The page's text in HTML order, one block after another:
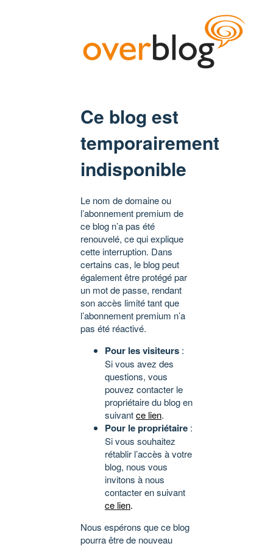
Ce blog est
temporairement
indisponible
Le nom de domaine ou
l’abonnement premium de
ce blog n’a pas été
renouvelé, ce qui explique
cette interruption. Dans
certains cas, le blog peut
également être protégé par
un mot de passe, rendant
son accès limité tant que
l’abonnement premium n’a
pas été réactivé.
Pour les visiteurs :
Si vous avez des
questions, vous
pouvez contacter le
propriétaire du blog en
suivantce lien.
Pour le propriétaire :
Si vous souhaitez
rétablir l’accès à votre
blog, nous vous
invitons à nous
contacter en suivant
ce lien.
Nous espérons que ce blog
pourra être de nouveau